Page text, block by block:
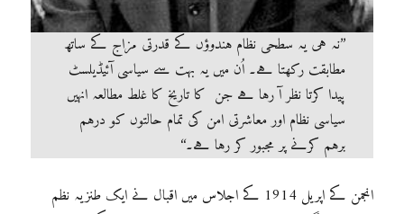
’’نہ ہی یہ سطحی نظام ہندوؤں کے قدرتی مزاج کے ساتھ
مطابقت رکھتا ہے۔ اُن میں یہ بہت سے سیاسی آئیڈیلسٹ
پیدا کرتا نظر آ رہا ہے جن کا تاریخ کا غلط مطالعہ انہیں
سیاسی نظام اور معاشرتی امن کی تمام حالتوں کو درہم
برہم کرنے پر مجبور کر رہا ہے۔‘‘
انجمن کے اپریل 1914 کے اجلاس میں اقبال نے ایک طنزیہ نظم